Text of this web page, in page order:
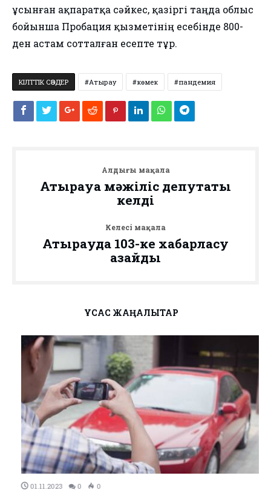
ұсынған ақпаратқа сәйкес, қазіргі таңда облыс
бойынша Пробация қызметінің есебінде 800-
ден астам сотталған есепте тұр.
КІЛТТІК СӨЗДЕР Атырау көмек пандемия
Алдыңғы мақала
Атырауға мәжіліс депутаты
келді
Келесі мақала
Атырауда 103-ке хабарласу
азайды
ҰҚСАС ЖАҢАЛЫҚТАР
01.11.2023 0 0